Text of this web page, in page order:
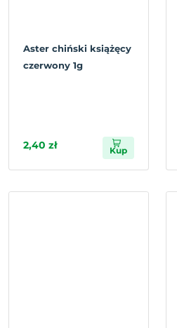
Aster chiński książęcy
czerwony 1g
2,40 zł Kup